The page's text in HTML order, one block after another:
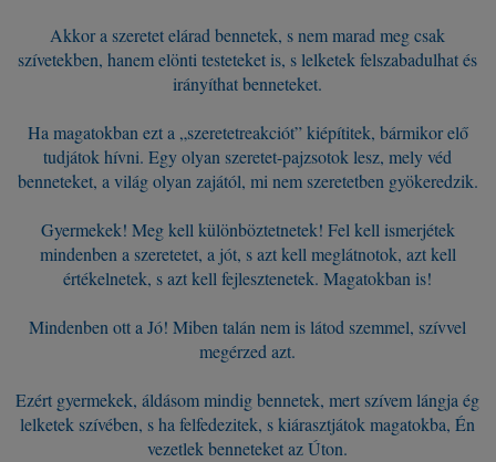
Akkor a szeretet elárad bennetek, s nem marad meg csak
szívetekben, hanem elönti testeteket is, s lelketek felszabadulhat és
irányíthat benneteket.
Ha magatokban ezt a „szeretetreakciót” kiépítitek, bármikor elő
tudjátok hívni. Egy olyan szeretet-pajzsotok lesz, mely véd
benneteket, a világ olyan zajától, mi nem szeretetben gyökeredzik.
Gyermekek! Meg kell különböztetnetek! Fel kell ismerjétek
mindenben a szeretetet, a jót, s azt kell meglátnotok, azt kell
értékelnetek, s azt kell fejlesztenetek. Magatokban is!
Mindenben ott a Jó! Miben talán nem is látod szemmel, szívvel
megérzed azt.
Ezért gyermekek, áldásom mindig bennetek, mert szívem lángja ég
lelketek szívében, s ha felfedezitek, s kiárasztjátok magatokba, Én
vezetlek benneteket az Úton.